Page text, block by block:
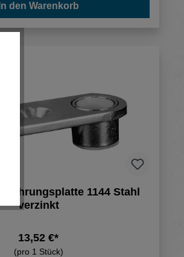
In den Warenkorb
1144 Stahl
verzinkt
13,52 €*
(pro 1 Stück)